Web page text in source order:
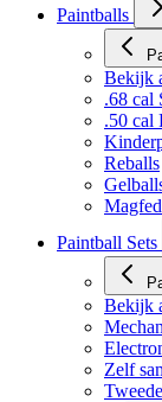
Paintballs
Bekijk
.68 cal
.50 cal
Reballs
Paintball Sets
Bekijk
Zelf